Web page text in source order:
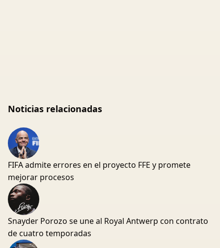
Noticias relacionadas
FIFA admite errores en el proyecto FFE y promete
mejorar procesos
Snayder Porozo se une al Royal Antwerp con contrato
de cuatro temporadas